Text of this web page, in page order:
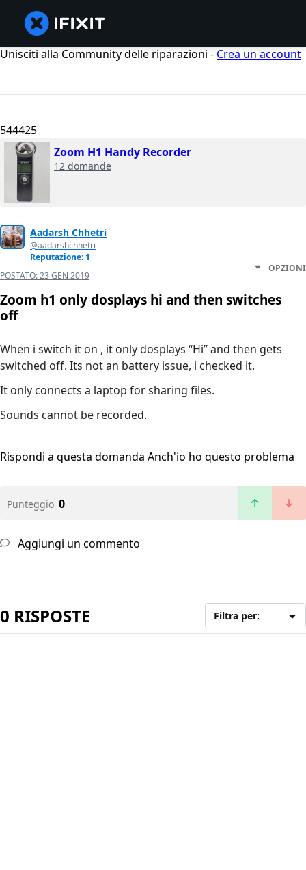
Unisciti alla Community delle riparazioni - Crea un account
544425
Zoom H1 Handy Recorder
12 domande
Aadarsh Chhetri
@aadarshchhetri
Reputazione: 1
POSTATO:23 GEN 2019
OPZIONI
Zoom h1 only dosplays hi and then switches
off
When i switch it on , it only dosplays “Hi” and then gets
switched off. Its not an battery issue, i checked it.
It only connects a laptop for sharing files.
Sounds cannot be recorded.
Rispondi a questa domanda Anch'io ho questo problema
Punteggio 0
Aggiungi un commento
0 RISPOSTE Filtra per: